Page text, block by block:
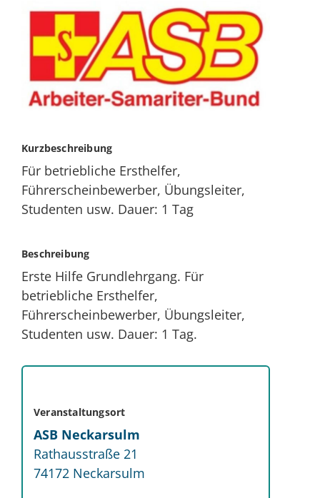
Kurzbeschreibung
Für betriebliche Ersthelfer,
Führerscheinbewerber, Übungsleiter,
Studenten usw. Dauer: 1 Tag
Beschreibung
Erste Hilfe Grundlehrgang. Für
betriebliche Ersthelfer,
Führerscheinbewerber, Übungsleiter,
Studenten usw. Dauer: 1 Tag.
Veranstaltungsort
ASB Neckarsulm
Rathausstraße 21
74172 Neckarsulm